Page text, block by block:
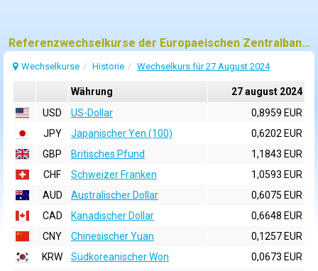
Referenzwechselkurse der Europaeischen Zentralbank (EZB) fuer 27 august 2024
Wechselkurse Historie Wechselkurs für 27 August 2024
Währung
27 august 2024
USD
US-Dollar
0,8959 EUR
JPY
Japanischer Yen (100)
0,6202 EUR
GBP
Britisches Pfund
1,1843 EUR
CHF
Schweizer Franken
1,0593 EUR
AUD
Australischer Dollar
0,6075 EUR
CAD
Kanadischer Dollar
0,6648 EUR
CNY
Chinesischer Yuan
0,1257 EUR
KRW
Südkoreanischer Won
0,0673 EUR